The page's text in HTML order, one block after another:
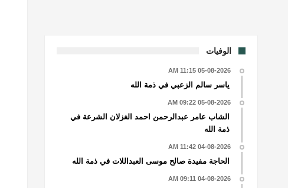
الوفيات
05-08-2026 11:15 AM
ياسر سالم الزعبي في ذمة الله
05-08-2026 09:22 AM
الشاب عامر عبدالرحمن احمد الغزلان الشرعة في
ذمة الله
04-08-2026 11:42 AM
الحاجة مفيدة صالح موسى العبداللات في ذمة الله
04-08-2026 09:11 AM